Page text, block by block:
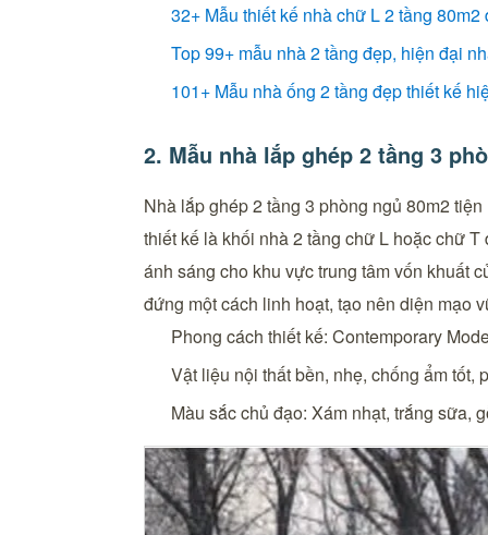
32+ Mẫu thiết kế nhà chữ L 2 tầng
Top 99+ mẫu nhà 2 tầng đẹp, hiện đại
101+ Mẫu nhà ống 2 tầng đẹp thiết kế
2. Mẫu nhà lắp ghép 2 tầng 3
Nhà lắp ghép 2 tầng 3 phòng ngủ 80m2
thiết kế là khối nhà 2 tầng chữ L hoặc chữ
ánh sáng cho khu vực trung tâm vốn khuất
đứng một cách linh hoạt, tạo nên diện mạo
Phong cách thiết kế: Contemporary
Vật liệu nội thất bền, nhẹ, chống ẩm
Màu sắc chủ đạo: Xám nhạt, trắng sữa,